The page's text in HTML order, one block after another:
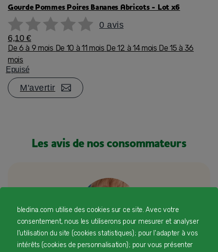
Gourde Pommes Poires Bananes Abricots - Lot x6
0 avis
6,10 €
De 6 à 9 mois De 10 à 11 mois De 12 à 14 mois De 15 à 36
mois
Epuisé
M'avertir
Les avis de nos consommateurs
bledina.com utilise des cookies sur ce site. Avec votre
consentement, nous les utiliserons pour mesurer et analyser
l'utilisation du site (cookies statistiques) ; pour l'adapter à vos
intérêts (cookies de personnalisation) ; pour vous présenter